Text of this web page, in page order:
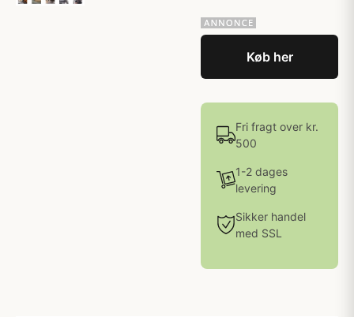
Køb her
Fri fragt over kr.
500
1-2 dages
levering
Sikker handel
med SSL